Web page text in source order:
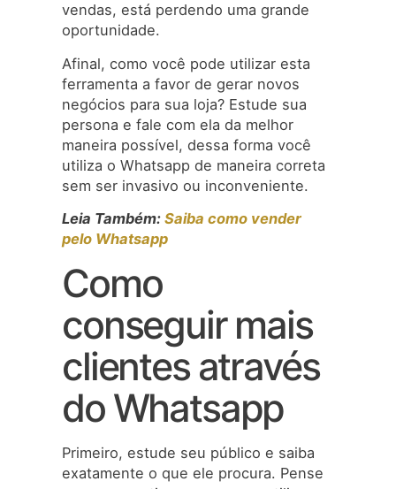
vendas, está perdendo uma grande
oportunidade.
Afinal, como você pode utilizar esta
ferramenta a favor de gerar novos
negócios para sua loja? Estude sua
persona e fale com ela da melhor
maneira possível, dessa forma você
utiliza o Whatsapp de maneira correta
sem ser invasivo ou inconveniente.
Leia Também: Saiba como vender
pelo Whatsapp
Como
conseguir mais
clientes através
do Whatsapp
Primeiro, estude seu público e saiba
exatamente o que ele procura. Pense